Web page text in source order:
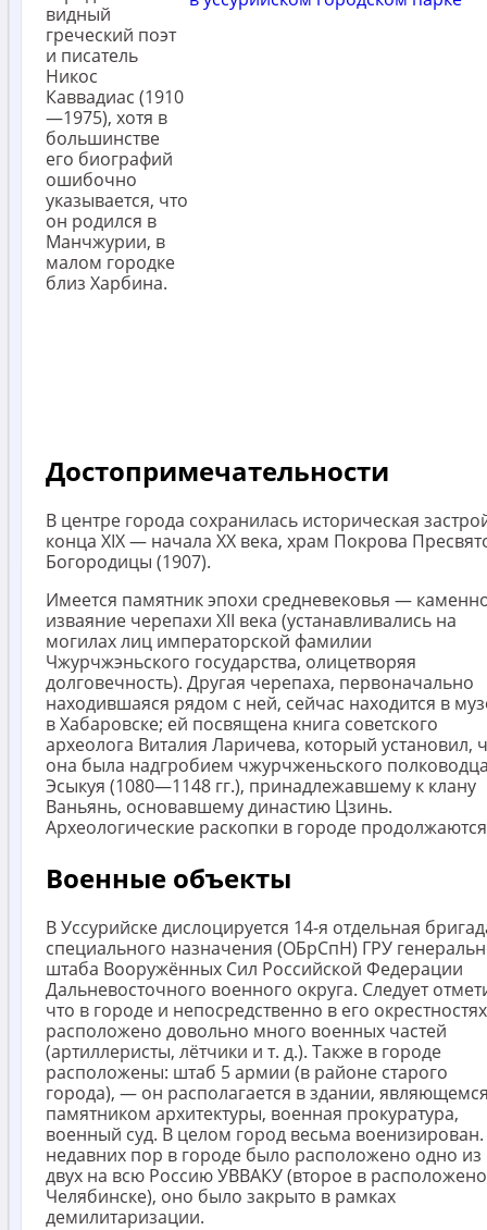
видный
греческий поэт
и писатель
Никос
Каввадиас (1910
—1975), хотя в
большинстве
его биографий
ошибочно
указывается, что
он родился в
Манчжурии, в
малом городке
близ Харбина.
Достопримечательности
В центре города сохранилась историческая
конца XIX — начала XX века, храм Покрова
Богородицы (1907).
Имеется памятник эпохи средневековья —
изваяние черепахи XII века (устанавливались на
могилах лиц императорской фамилии
Чжурчжэньского государства, олицетворяя
долговечность). Другая черепаха, первоначально
находившаяся рядом с ней, сейчас находится в
в Хабаровске; ей посвящена книга советского
археолога Виталия Ларичева, который установил,
она была надгробием чжурчженьского
Эсыкуя (1080—1148 гг.), принадлежавшему к клану
Ваньянь, основавшему династию Цзинь.
Археологические раскопки в городе
Военные объекты
В Уссурийске дислоцируется 14-я отдельная
специального назначения (ОБрСпН) ГРУ
штаба Вооружённых Сил Российской Федерации
Дальневосточного военного округа. Следует
что в городе и непосредственно в его окрестностях
расположено довольно много военных частей
(артиллеристы, лётчики и т. д.). Также в городе
расположены: штаб 5 армии (в районе старого
города), — он располагается в здании,
памятником архитектуры, военная прокуратура,
военный суд. В целом город весьма
недавних пор в городе было расположено одно из
двух на всю Россию УВВАКУ (второе в
Челябинске), оно было закрыто в рамках
демилитаризации.